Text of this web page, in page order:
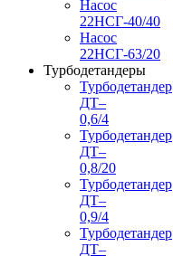
Насос
22НСГ-40/40
Насос
22НСГ-63/20
Турбодетандеры
Турбодетандер
ДТ–
0,6/4
Турбодетандер
ДТ–
0,8/20
Турбодетандер
ДТ–
0,9/4
Турбодетандер
ДТ–